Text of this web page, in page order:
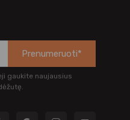
Prenumeruoti*
gaukite naujausius